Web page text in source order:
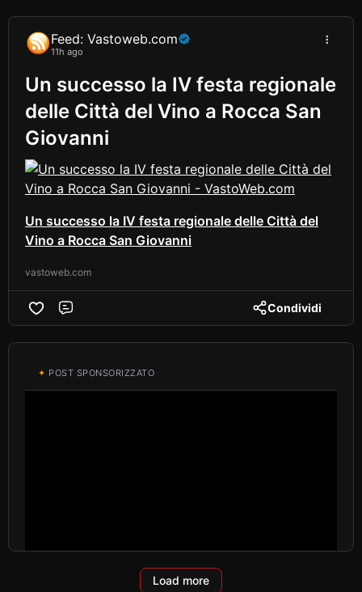
Feed: Vastoweb.com
11h ago
Un successo la IV festa regionale
delle Città del Vino a Rocca San
Giovanni
Un successo la IV festa regionale delle Città del
Vino a Rocca San Giovanni
vastoweb.com
Condividi
✦ POST SPONSORIZZATO
Load more